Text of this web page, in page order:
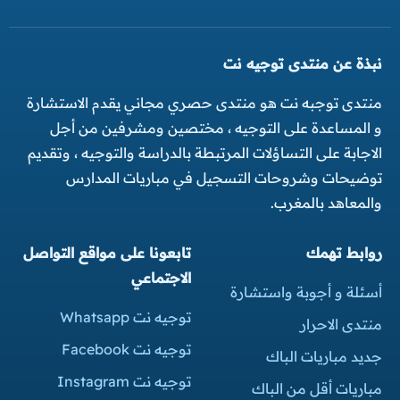
نبذة عن منتدى توجيه نت
منتدى توجبه نت هو منتدى حصري مجاني يقدم الاستشارة
و المساعدة على التوجيه ، مختصين ومشرفين من أجل
الاجابة على التساؤلات المرتبطة بالدراسة والتوجيه ، وتقديم
توضيحات وشروحات التسجيل في مباريات المدارس
والمعاهد بالمغرب.
روابط تهمك
أسئلة و أجوبة واستشارة
منتدى الاحرار
جديد مباريات الباك
مباريات أقل من الباك
تابعونا على مواقع التواصل
الاجتماعي
توجيه نت Whatsapp
توجيه نت Facebook
توجيه نت Instagram